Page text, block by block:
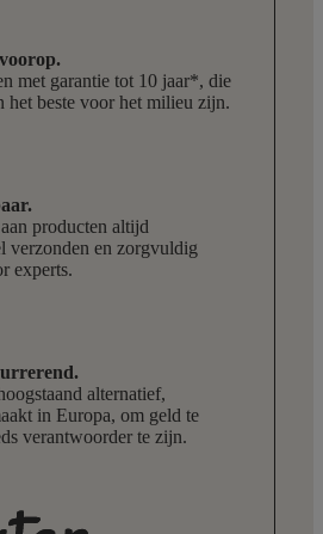
met garantie tot 10 jaar*, die
het beste voor het milieu zijn.
producten altijd
verzonden en zorgvuldig
experts.
alternatief,
in Europa, om geld te
verantwoorder te zijn.